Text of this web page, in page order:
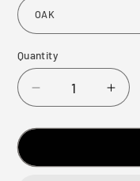
Quantity
Decrease
quantity
for
OAK
for